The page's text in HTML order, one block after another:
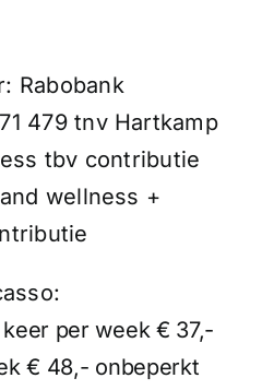
Rabobank
479 tnv Hartkamp
tbv contributie
wellness +
per week € 37,-
€ 48,- onbeperkt